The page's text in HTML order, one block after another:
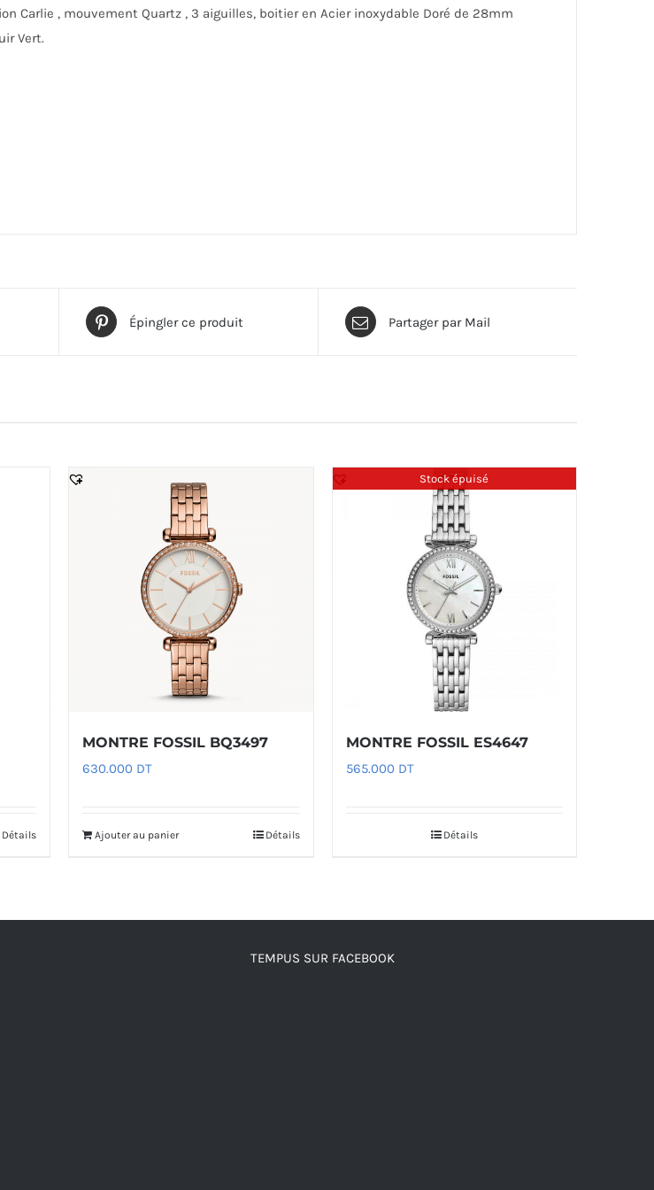
Carlie , mouvement Quartz , 3 aiguilles, boitier en Acier inoxydable Doré de 28mm
Vert.
Épingler ce produit Partager par Mail
Détails
MONTRE FOSSIL BQ3497
630.000 DT
Ajouter au panier Détails
Stock épuisé
MONTRE FOSSIL ES4647
565.000 DT
Détails
TEMPUS SUR FACEBOOK